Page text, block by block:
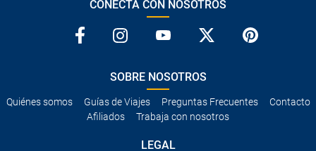
CONECTA CON NOSOTROS
SOBRE NOSOTROS
Quiénes somos Guías de Viajes Preguntas Frecuentes
Contacto
Afiliados
Trabaja con nosotros
LEGAL